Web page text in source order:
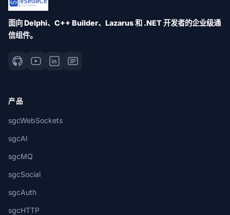
面向 Delphi、C++ Builder、Lazarus 和 .NET 开发者的企业级通
信组件。
产品
sgcWebSockets
sgcAI
sgcMQ
sgcSocial
sgcAuth
sgcHTTP